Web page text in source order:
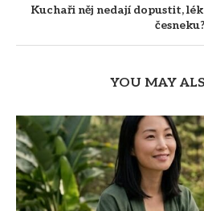
Kuchaři něj nedají dopustit,
česneku?
YOU MAY